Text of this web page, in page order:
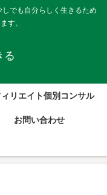
でも自分らしく生きるため
す。
る
リエイト個別コンサル
お問い合わせ